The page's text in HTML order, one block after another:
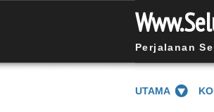
Perjalanan
UTAMA